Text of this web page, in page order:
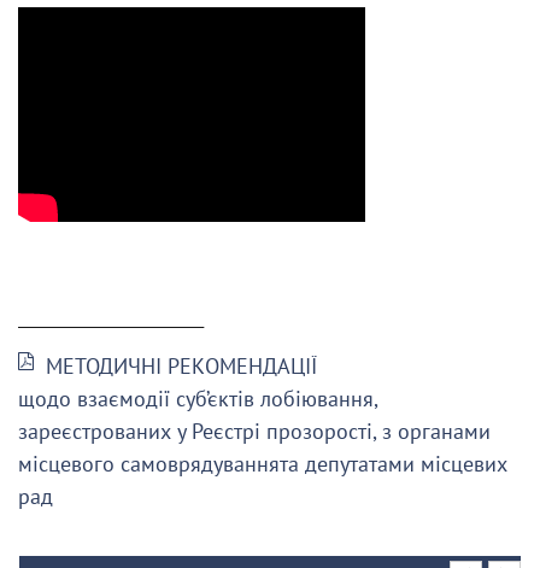
МЕТОДИЧНІ РЕКОМЕНДАЦІЇ
щодо взаємодії суб’єктів лобіювання,
зареєстрованих у Реєстрі прозорості, з органами
місцевого самоврядуваннята депутатами місцевих
рад